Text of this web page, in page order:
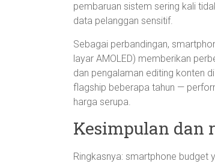
pembaruan sistem sering kali
data pelanggan sensitif.
Sebagai perbandingan,
layar AMOLED) memberikan
dan pengalaman editing konten
flagship beberapa tahun —
harga serupa.
Kesimpulan dan
Ringkasnya: smartphone budget